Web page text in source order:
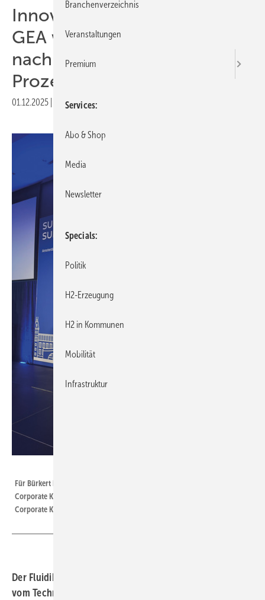
Innovationspreis für Bürkert:
GEA würdigt Beitrag zu
nachhaltiger
Prozessindustrie
01.12.2025 Druckvorschau
Für Bürkert bei der Preisverleihung: Roman Gaida, CSO, Denis Cougnet,
Corporate Key Account Manager und Markus Bendisch, Director of
Corporate Key Account Management.
Der Fluidik-Spezialist Bürkert Fluid Control Systems ist
vom Technologiekonzern GEA mit dem „Supplier of the
Branchenverzeichnis
Veranstaltungen
Premium
Services
Abo & Shop
Media
Newsletter
Specials
Politik
H2-Erzeugung
H2 in Kommunen
Mobilität
Infrastruktur